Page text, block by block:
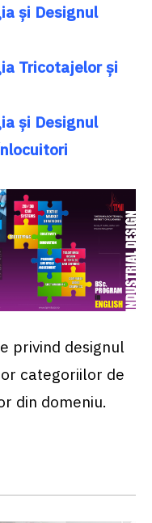
și Designul
Tricotajelor şi
și Designul
privind designul
categoriilor de
din domeniu.